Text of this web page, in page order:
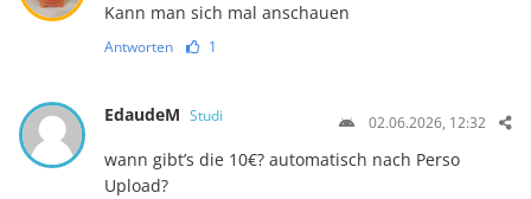
Kann man sich mal anschauen
Antworten 1
EdaudeM Studi 02.06.2026, 12:32
wann gibt’s die 10€? automatisch nach Perso
Upload?